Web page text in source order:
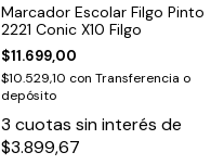
Marcador Escolar Filgo Pinto
2221 Conic X10 Filgo
$11.699,00
$10.529,10 con Transferencia o
depósito
3 cuotas sin interés de
$3.899,67